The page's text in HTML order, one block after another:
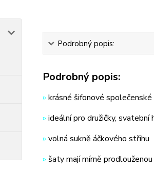
Podrobný popis:
Podrobný popis:
» krásné šifonové
» ideální pro družičky,
» volná sukně áčkového střihu
» šaty mají mírně